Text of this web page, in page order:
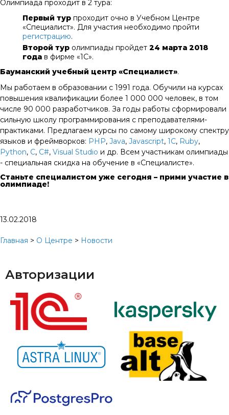
Олимпиада проходит в 2 тура:
Первый тур проходит очно в Учебном Центре
«Специалист». Для участия необходимо пройти
регистрацию.
Второй тур олимпиады пройдет 24 марта 2018
года в фирме «1С».
Бауманский учебный центр «Специалист».
Мы работаем в образовании с 1991 года. Обучили на курсах
повышения квалификации более 1 000 000 человек, в том
числе 90 000 разработчиков. За годы работы сформировали
сильную школу программирования с преподавателями-
практиками. Предлагаем курсы по самому широкому спектру
языков и фреймворков: PHP, Java, Javascript, 1C, Ruby,
Python, C, C#, Visual Studio и др. Всем участникам олимпиады
- специальная скидка на обучение в «Специалисте».
Станьте специалистом уже сегодня – прими участие в
олимпиаде!
13.02.2018
Главная > О Центре > Новости
Авторизации